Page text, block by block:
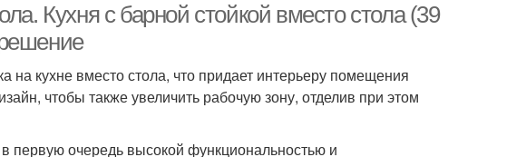
Кухня с барной стойкой вместо стола (39
на кухне вместо стола, что придает интерьеру помещения
чтобы также увеличить рабочую зону, отделив при этом
первую очередь высокой функциональностью и